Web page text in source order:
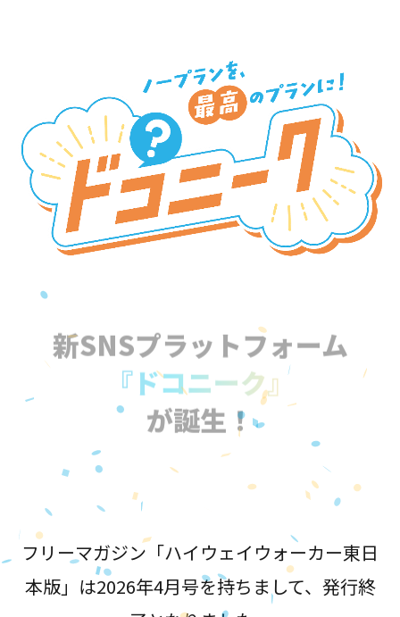
新SNSプラットフォーム
『ドコニーク』
が誕生！
フリーマガジン「ハイウェイウォーカー東日
本版」は2026年4月号を持ちまして、発行終